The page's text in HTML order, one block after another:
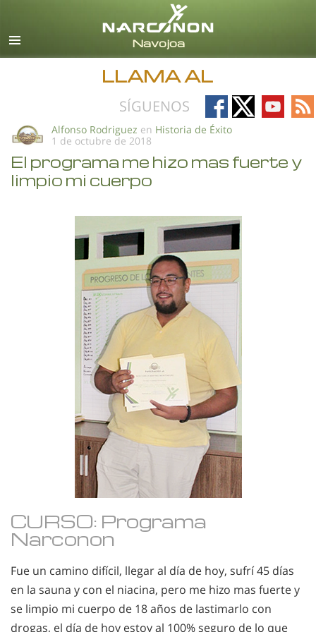
Español
Todas las Regiones/Idiomas
LLAMA AL
SÍGUENOS
Follow
on
Follow
on
Follow
on
on
Alfonso Rodriguez en Historia de Éxito
1 de octubre de 2018
El programa me hizo mas fuerte y
limpio mi cuerpo
CURSO: Programa
Narconon
Fue un camino difícil, llegar al día de hoy, sufrí 45 días
en la sauna y con el niacina, pero me hizo mas fuerte y
se limpio mi cuerpo de 18 años de lastimarlo con
drogas, el día de hoy estoy al 100% seguro de lo que